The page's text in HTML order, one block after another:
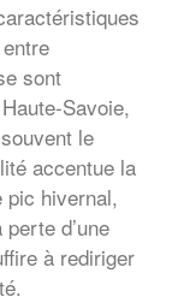
sont
Savoie,
le
accentue la
pic hivernal,
d’une
à rediriger